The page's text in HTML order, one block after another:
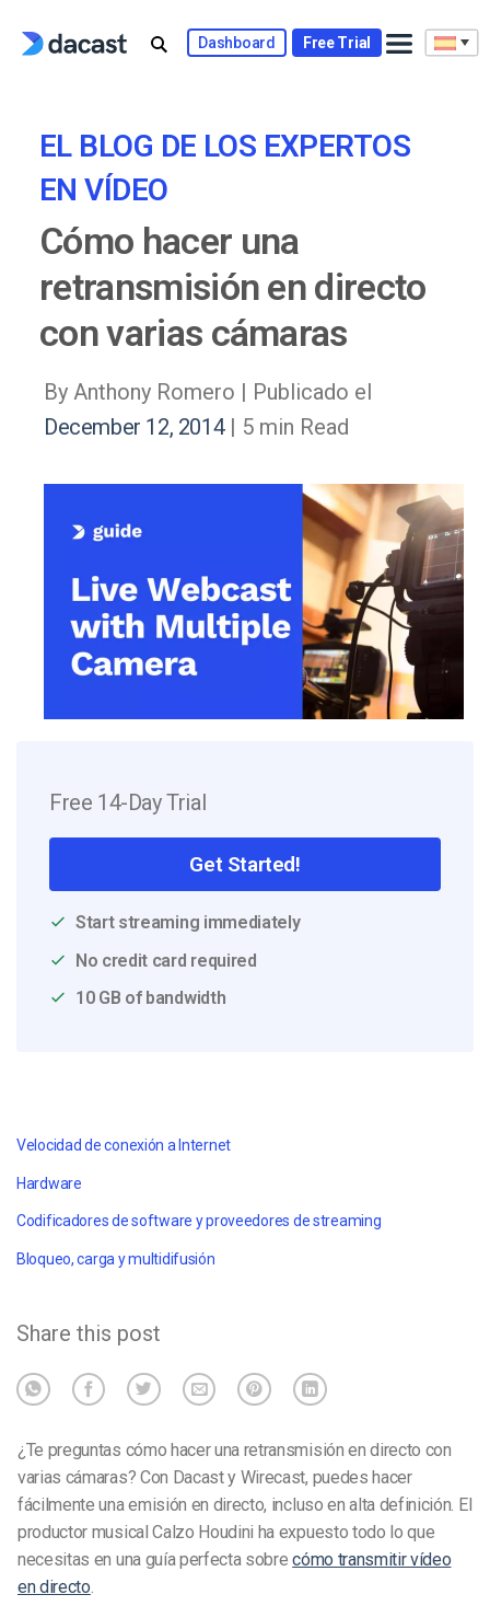
Dashboard Free Trial
EL BLOG DE LOS EXPERTOS
EN VÍDEO
Cómo hacer una
retransmisión en directo
con varias cámaras
By Anthony Romero | Publicado el
December 12, 2014| 5 min Read
Free 14-Day Trial
Get Started!
Start streaming immediately
No credit card required
10 GB of bandwidth
Velocidad de conexión a Internet
Hardware
Codificadores de software y proveedores de streaming
Bloqueo, carga y multidifusión
Share this post
¿Te preguntas cómo hacer una retransmisión en directo con
varias cámaras? Con Dacast y Wirecast, puedes hacer
fácilmente una emisión en directo, incluso en alta definición. El
productor musical Calzo Houdini ha expuesto todo lo que
necesitas en una guía perfecta sobrecómo transmitir vídeo
en directo